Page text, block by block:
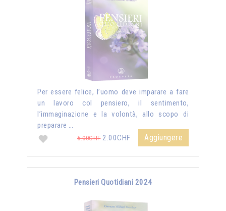
Per essere felice, l’uomo deve imparare a fare
un lavoro col pensiero, il sentimento,
l’immaginazione e la volontà, allo scopo di
preparare …
5.00CHF2.00CHF Aggiungere
Pensieri Quotidiani 2024